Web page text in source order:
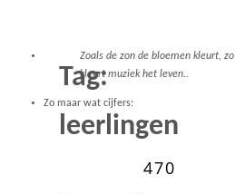
Tag:
leerlingen
Zoals de zon de bloemen kleurt, zo
kleurt muziek het leven..
Zo maar wat cijfers:
470